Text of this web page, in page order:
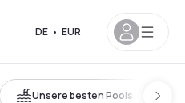
DE • EUR
Unsere besten Pools